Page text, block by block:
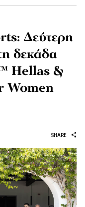
Δεύτερη
δεκάδα
Hellas &
Women
SHARE